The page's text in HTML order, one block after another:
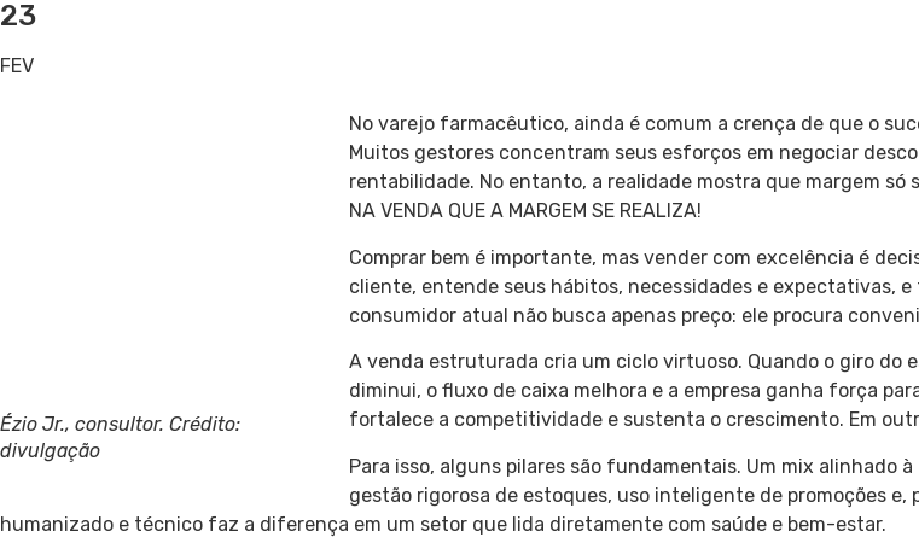
23
FEV
Ézio Jr., consultor. Crédito:
divulgação
No varejo farmacêutico, ainda é comum a crença de que o
Muitos gestores concentram seus esforços em negociar
rentabilidade. No entanto, a realidade mostra que margem
NA VENDA QUE A MARGEM SE REALIZA!
Comprar bem é importante, mas vender com excelência é
cliente, entende seus hábitos, necessidades e expectativas,
consumidor atual não busca apenas preço: ele procura
A venda estruturada cria um ciclo virtuoso. Quando o giro do
diminui, o fluxo de caixa melhora e a empresa ganha força
fortalece a competitividade e sustenta o crescimento. Em
Para isso, alguns pilares são fundamentais. Um mix alinhado
gestão rigorosa de estoques, uso inteligente de promoções e,
humanizado e técnico faz a diferença em um setor que lida diretamente com saúde e bem-estar.